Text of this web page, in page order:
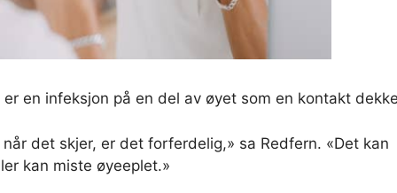
en infeksjon på en del av øyet som en kontakt
det skjer, er det forferdelig,» sa Redfern. «Det kan
kan miste øyeeplet.»